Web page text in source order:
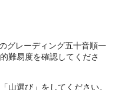
グレーディング五十音順一
難易度を確認してくださ
山選び」をしてください。